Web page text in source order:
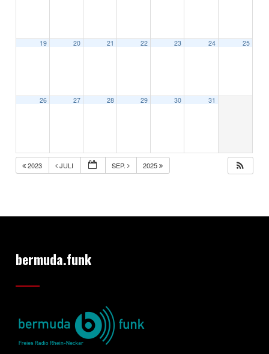
19 20 21 22 23 24 25
26 27 28 29 30 31
2023 JULI SEP. 2025
bermuda.funk